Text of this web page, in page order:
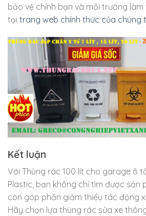
bảo vệ chính bạn và môi trường làm
tại trang web chính thức của chúng
Kết luận
Với Thùng rác 100 lít cho garage ô
Plastic, bạn không chỉ tìm được sản
còn góp phần giảm thiểu tác động
Hãy chọn lựa thùng rác sửa xe